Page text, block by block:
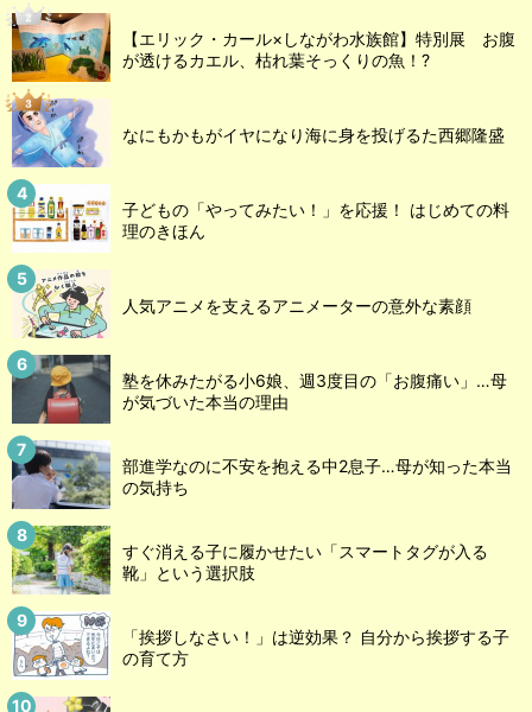
【エリック・カール×しながわ水族館】特別展 お腹
が透けるカエル、枯れ葉そっくりの魚！?
なにもかもがイヤになり海に身を投げるた西郷隆盛
子どもの「やってみたい！」を応援！ はじめての料
理のきほん
人気アニメを支えるアニメーターの意外な素顔
塾を休みたがる小6娘、週3度目の「お腹痛い」…母
が気づいた本当の理由
部進学なのに不安を抱える中2息子…母が知った本当
の気持ち
すぐ消える子に履かせたい「スマートタグが入る
靴」という選択肢
「挨拶しなさい！」は逆効果？ 自分から挨拶する子
の育て方